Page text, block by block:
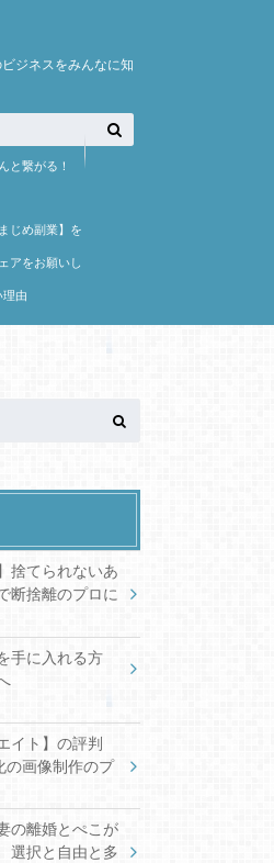
ジネスをみんなに知
と繋がる！
じめ副業】を
アをお願いし
理由
捨てられないあ
断捨離のプロに
手に入れる方
イト】の評判
の画像制作のプ
の離婚とぺこが
択と自由と多